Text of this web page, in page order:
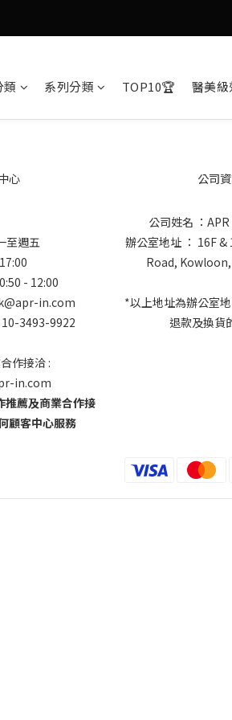
類 系列分類 TOP10🏆 醫美級
心
至週五
- 12:00
in.com
3493-9922
作接洽 :
in.com
推薦及商業合作接
顧客中心服務
公司
公司姓名 ：
辦公室地址 ： 16F
Road,
*以上地址為辦公室
退款及換貨